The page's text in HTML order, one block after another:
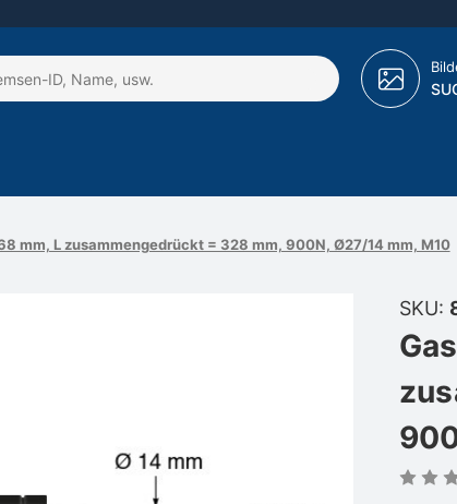
mm, L zusammengedrückt = 328 mm, 900N, Ø27/14 mm, M10
SKU: